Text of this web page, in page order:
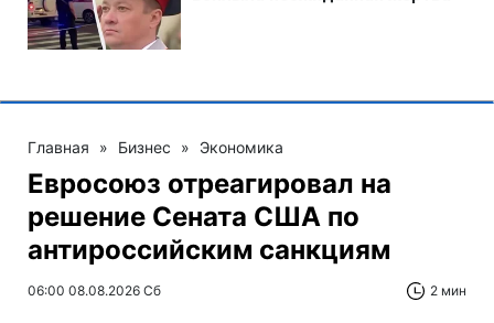
Главная » Бизнес » Экономика
Евросоюз отреагировал на
решение Сената США по
антироссийским санкциям
06:00 08.08.2026 Сб 2 мин